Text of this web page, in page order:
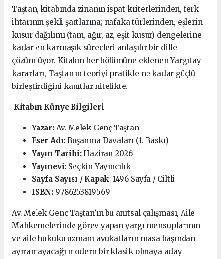
Taştan, kitabında zinanın ispat kriterlerinden, terk
ihtarının şekli şartlarına; nafaka türlerinden, eşlerin
kusur dağılımı (tam, ağır, az, eşit kusur) dengelerine
kadar en karmaşık süreçleri anlaşılır bir dille
çözümlüyor. Kitabın her bölümüne eklenen Yargıtay
kararları, Taştan’ın teoriyi pratikle ne kadar güçlü
birleştirdiğini kanıtlar nitelikte.
Kitabın Künye Bilgileri
Yazar:Av. Melek Genç Taştan
Eser Adı: Boşanma Davaları (1. Baskı)
Yayın Tarihi:Haziran 2026
Yayınevi: Seçkin Yayıncılık
Sayfa Sayısı / Kapak:1496 Sayfa / Ciltli
ISBN: 9786253819569
Av. Melek Genç Taştan’ın bu anıtsal çalışması, Aile
Mahkemelerinde görev yapan yargı mensuplarının
ve aile hukuku uzmanı avukatların masa başından
ayıramayacağı modern bir klasik olmaya aday